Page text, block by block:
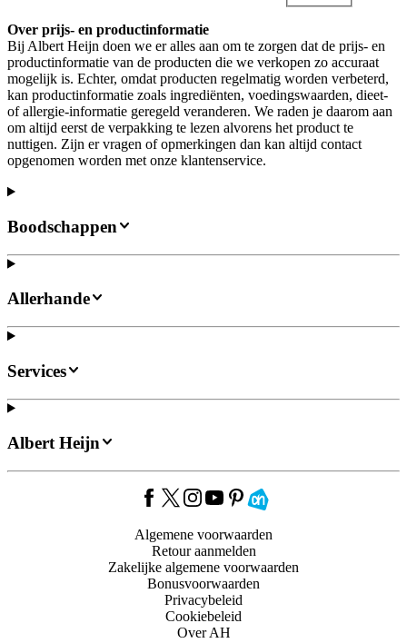
Over prijs- en productinformatie
Bij Albert Heijn doen we er alles aan om te zorgen dat de prijs- en
productinformatie van de producten die we verkopen zo accuraat
mogelijk is. Echter, omdat producten regelmatig worden verbeterd,
kan productinformatie zoals ingrediënten, voedingswaarden, dieet-
of allergie-informatie geregeld veranderen. We raden je daarom aan
om altijd eerst de verpakking te lezen alvorens het product te
nuttigen. Zijn er vragen of opmerkingen dan kan altijd contact
opgenomen worden met onze klantenservice.
Boodschappen
Allerhande
Services
Albert Heijn
Algemene voorwaarden
Retour aanmelden
Zakelijke algemene voorwaarden
Bonusvoorwaarden
Privacybeleid
Cookiebeleid
Over AH